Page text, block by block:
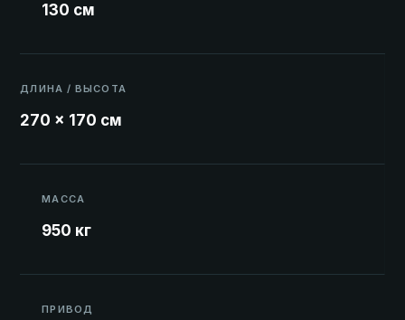
130 см
ДЛИНА / ВЫСОТА
270 × 170 см
МАССА
950 кг
ПРИВОД